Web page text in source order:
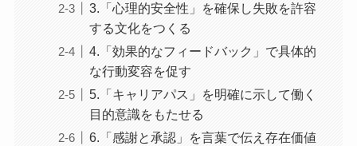
3.「心理的安全性」を確保し失敗を許容
する文化をつくる
4.「効果的なフィードバック」で具体的
な行動変容を促す
5.「キャリアパス」を明確に示して働く
目的意識をもたせる
6.「感謝と承認」を言葉で伝え存在価値